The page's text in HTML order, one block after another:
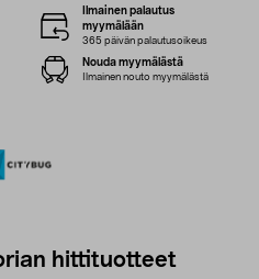
Ilmainen palautus
myymälään
365 päivän palautusoikeus
Nouda myymälästä
Ilmainen nouto myymälästä
hittituotteet